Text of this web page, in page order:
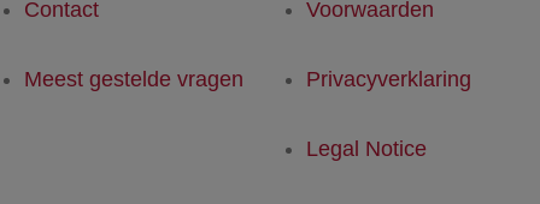
Contact
Meest gestelde vragen
Voorwaarden
Privacyverklaring
Legal Notice